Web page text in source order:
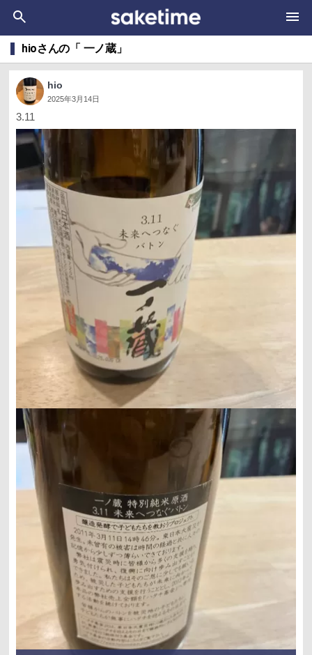
hioさんの「 一ノ蔵」
hio
2025年3月14日
3.11